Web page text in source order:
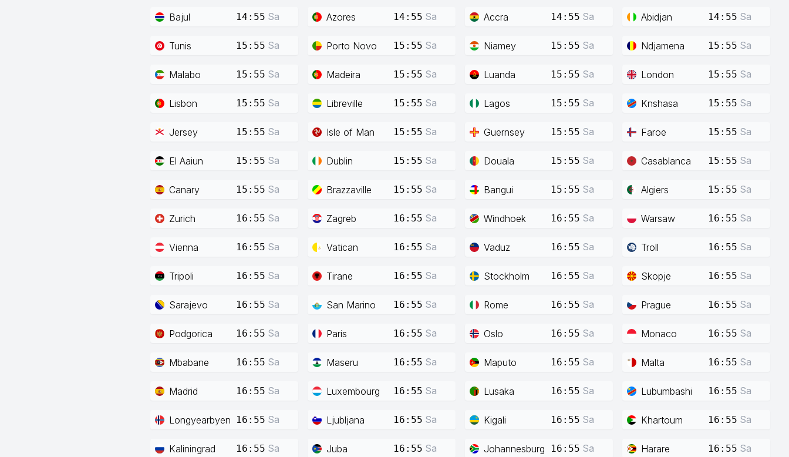
Bajul 14:55 Sa Azores 14:55 Sa Accra 14:55 Sa Abidjan 14:55 Sa
Tunis 15:55 Sa Porto Novo 15:55 Sa Niamey 15:55 Sa Ndjamena 15:55 Sa
Malabo 15:55 Sa Madeira 15:55 Sa Luanda 15:55 Sa London 15:55 Sa
Lisbon 15:55 Sa Libreville 15:55 Sa Lagos 15:55 Sa Knshasa 15:55 Sa
Jersey 15:55 Sa Isle of Man 15:55 Sa Guernsey 15:55 Sa Faroe 15:55 Sa
El Aaiun 15:55 Sa Dublin 15:55 Sa Douala 15:55 Sa Casablanca 15:55 Sa
Canary 15:55 Sa Brazzaville 15:55 Sa Bangui 15:55 Sa Algiers 15:55 Sa
Zurich 16:55 Sa Zagreb 16:55 Sa Windhoek 16:55 Sa Warsaw 16:55 Sa
Vienna 16:55 Sa Vatican 16:55 Sa Vaduz 16:55 Sa Troll 16:55 Sa
Tripoli 16:55 Sa Tirane 16:55 Sa Stockholm 16:55 Sa Skopje 16:55 Sa
Sarajevo 16:55 Sa San Marino 16:55 Sa Rome 16:55 Sa Prague 16:55 Sa
Podgorica 16:55 Sa Paris 16:55 Sa Oslo 16:55 Sa Monaco 16:55 Sa
Mbabane 16:55 Sa Maseru 16:55 Sa Maputo 16:55 Sa Malta 16:55 Sa
Madrid 16:55 Sa Luxembourg 16:55 Sa Lusaka 16:55 Sa Lubumbashi 16:55 Sa
Longyearbyen 16:55 Sa Ljubljana 16:55 Sa Kigali 16:55 Sa Khartoum 16:55 Sa
Kaliningrad 16:55 Sa Juba 16:55 Sa Johannesburg 16:55 Sa Harare 16:55 Sa